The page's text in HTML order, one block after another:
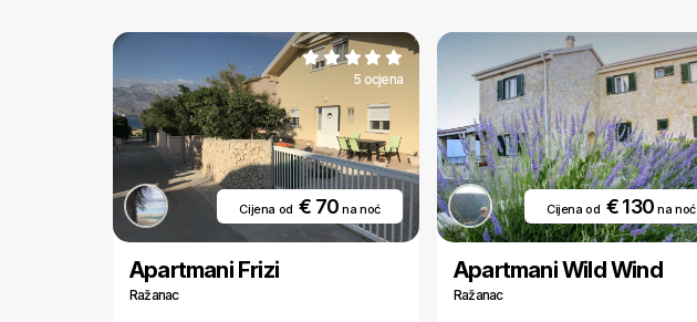
5 ocjena
Cijena od € 70na noć
Apartmani Frizi
Ražanac
Cijena od € 130na noć
Apartmani Wild Wind
Ražanac